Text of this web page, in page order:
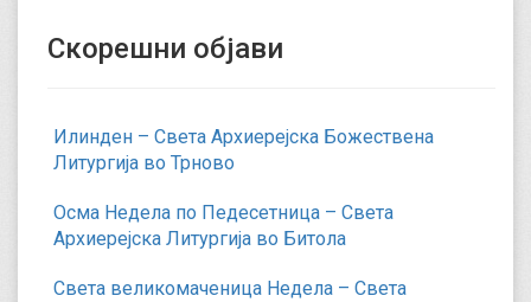
Скорешни објави
Илинден – Света Архиерејска Божествена
Литургија во Трново
Осма Недела по Педесетница – Света
Архиерејска Литургија во Битола
Света великомаченица Недела – Света